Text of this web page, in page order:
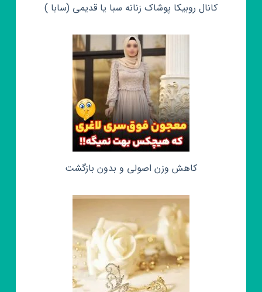
کانال روبیکا پوشاک زنانه سبا یا قدیمی (سابا )
کاهش وزن اصولی و بدون بازگشت